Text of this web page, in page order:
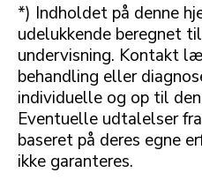
*) Indholdet på denne
udelukkende beregnet
undervisning. Kontakt
behandling eller
individuelle og op til
Eventuelle udtalelser
baseret på deres egne
ikke garanteres.